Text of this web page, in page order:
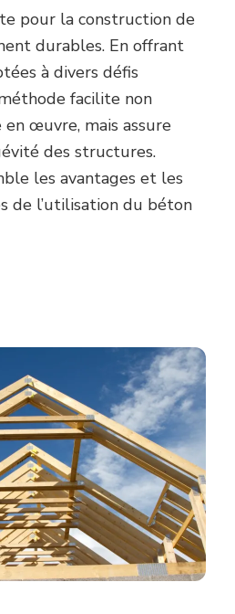
pour la construction de
durables. En offrant
à divers défis
facilite non
œuvre, mais assure
des structures.
les avantages et les
de l’utilisation du béton